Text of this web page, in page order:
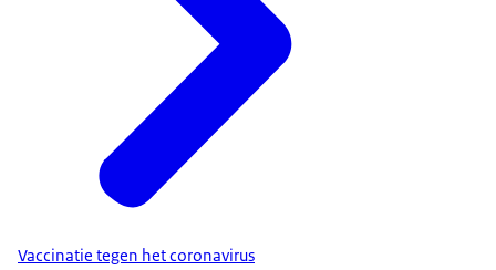
Vaccinatie tegen het coronavirus